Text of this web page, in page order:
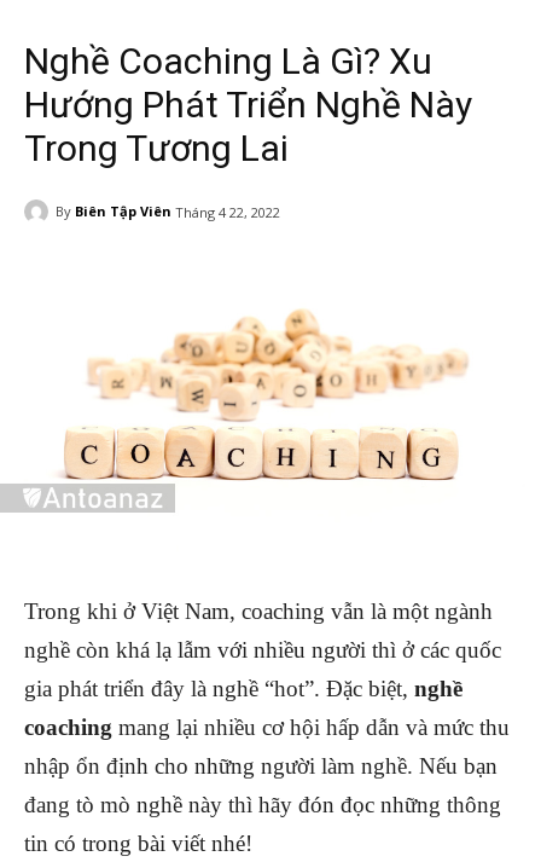
Nghề Coaching Là Gì? Xu
Hướng Phát Triển Nghề Này
Trong Tương Lai
By Biên Tập Viên Tháng 4 22, 2022
Trong khi ở Việt Nam, coaching vẫn là một ngành
nghề còn khá lạ lẫm với nhiều người thì ở các quốc
gia phát triển đây là nghề “hot”. Đặc biệt, nghề
coaching mang lại nhiều cơ hội hấp dẫn và mức thu
nhập ổn định cho những người làm nghề. Nếu bạn
đang tò mò nghề này thì hãy đón đọc những thông
tin có trong bài viết nhé!